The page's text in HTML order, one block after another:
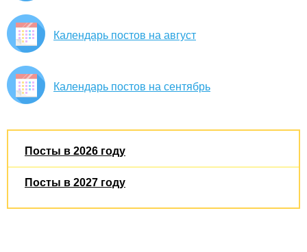
Календарь постов на август
Календарь постов на сентябрь
Посты в 2026 году
Посты в 2027 году